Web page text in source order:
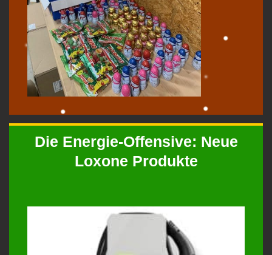
Die Energie-Offensive: Neue
Loxone Produkte